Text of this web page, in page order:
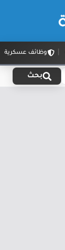
وظائف عسكرية
بحث